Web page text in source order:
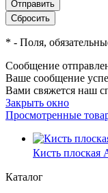
* - Поля,
Сообщение
Ваше сообщение
Вами свяжется наш
Закрыть окно
Просмотренные
Кисть плоская
Каталог